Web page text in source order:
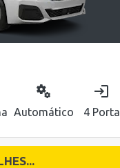
miscellaneous_services
Automático
login
4 Porta